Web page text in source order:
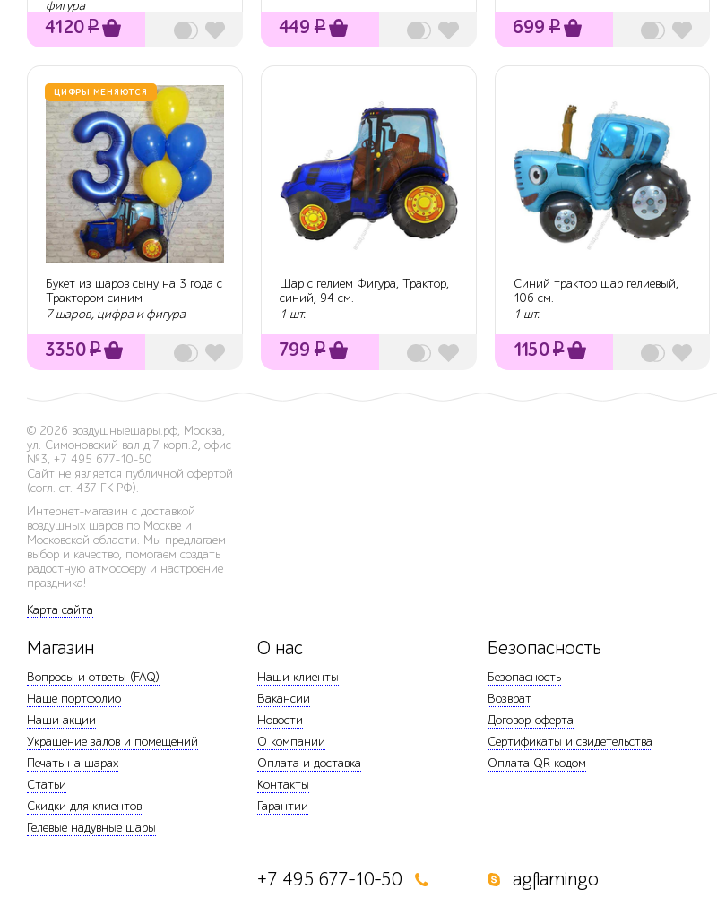
фигура
4120₽ 449 ₽ 699 ₽
ЦИФРЫ МЕНЯЮТСЯ
Букет из шаров сыну на 3 года с
Трактором синим
7 шаров, цифра и фигура
3350₽
Шар с гелием Фигура, Трактор,
синий, 94 см.
1 шт.
799 ₽
Синий трактор шар гелиевый,
106 см.
1 шт.
1150₽
© 2026 воздушныешары.рф, Москва,
ул. Симоновский вал д.7 корп.2, офис
№3, +7 495 677-10-50
Сайт не является публичной офертой
(согл. ст. 437 ГК РФ).
Интернет-магазин с доставкой
воздушных шаров по Москве и
Московской области. Мы предлагаем
выбор и качество, помогаем создать
радостную атмосферу и настроение
праздника!
Карта сайта
Магазин
Вопросы и ответы (FAQ)
Наше портфолио
Наши акции
Украшение залов и помещений
Печать на шарах
Статьи
Скидки для клиентов
Гелевые надувные шары
О нас
Наши клиенты
Вакансии
Новости
О компании
Оплата и доставка
Контакты
Гарантии
Безопасность
Безопасность
Возврат
Договор-оферта
Сертификаты и свидетельства
Оплата QR кодом
+7 495 677-10-50
agflamingo